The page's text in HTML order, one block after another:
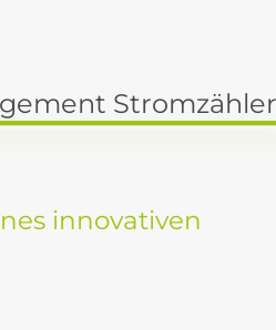
Stromzähler
innovativen